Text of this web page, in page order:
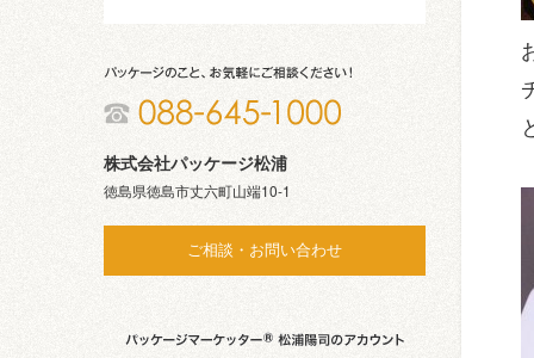
株式会社パッケージ松浦
徳島県徳島市丈六町山端10-1
ご相談・お問い合わせ